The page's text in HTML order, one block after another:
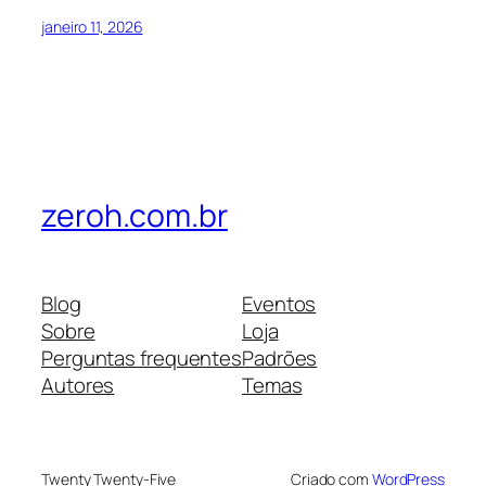
janeiro 11, 2026
zeroh.com.br
Blog
Sobre
Perguntas frequentes
Autores
Eventos
Loja
Padrões
Temas
Twenty Twenty-Five Criado com WordPress